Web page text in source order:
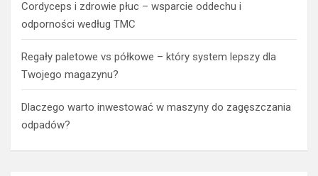
Cordyceps i zdrowie płuc – wsparcie oddechu i
odporności według TMC
Regały paletowe vs półkowe – który system lepszy dla
Twojego magazynu?
Dlaczego warto inwestować w maszyny do zagęszczania
odpadów?